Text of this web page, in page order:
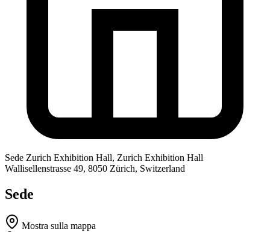
Sede Zurich Exhibition Hall, Zurich Exhibition Hall
Wallisellenstrasse 49, 8050 Zürich, Switzerland
Sede
Mostra sulla mappa